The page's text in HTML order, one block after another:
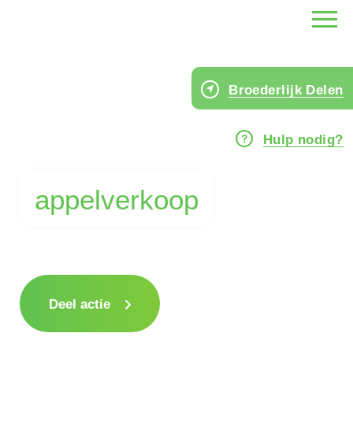
appelverkoop
Broederlijk Delen
Hulp nodig?
Deel actie